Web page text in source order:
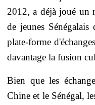
2012, a déjà joué un
de jeunes
plate-forme
davantage la fusion
Bien que les
Chine et le Sénégal,